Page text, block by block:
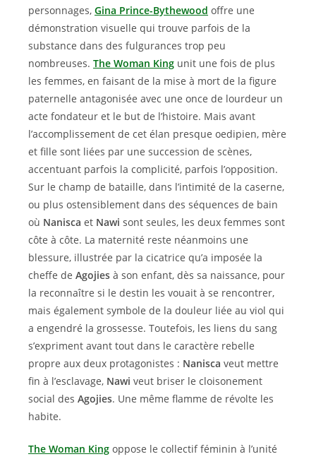
personnages, Gina Prince-Bythewood offre une
démonstration visuelle qui trouve parfois de la
substance dans des fulgurances trop peu
nombreuses. The Woman King unit une fois de plus
les femmes, en faisant de la mise à mort de la figure
paternelle antagonisée avec une once de lourdeur un
acte fondateur et le but de l’histoire. Mais avant
l’accomplissement de cet élan presque oedipien, mère
et fille sont liées par une succession de scènes,
accentuant parfois la complicité, parfois l’opposition.
Sur le champ de bataille, dans l’intimité de la caserne,
ou plus ostensiblement dans des séquences de bain
où Nanisca et Nawi sont seules, les deux femmes sont
côte à côte. La maternité reste néanmoins une
blessure, illustrée par la cicatrice qu’a imposée la
cheffe de Agojies à son enfant, dès sa naissance, pour
la reconnaître si le destin les vouait à se rencontrer,
mais également symbole de la douleur liée au viol qui
a engendré la grossesse. Toutefois, les liens du sang
s’expriment avant tout dans le caractère rebelle
propre aux deux protagonistes : Nanisca veut mettre
fin à l’esclavage, Nawi veut briser le cloisonement
social des Agojies. Une même flamme de révolte les
habite.
The Woman King oppose le collectif féminin à l’unité